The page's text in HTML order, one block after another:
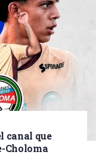
canal que
Choloma